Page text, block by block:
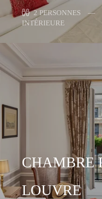
2 PERSONNES
INTÉRIEURE
CHAMBRE
LOUVRE